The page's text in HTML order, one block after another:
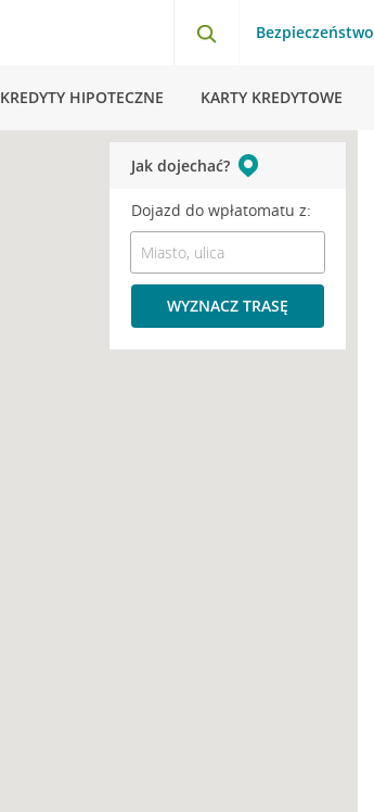
Bezpieczeństwo
KREDYTY HIPOTECZNE KARTY KREDYTOWE
Jak dojechać?
Dojazd do wpłatomatu z:
WYZNACZ TRASĘ